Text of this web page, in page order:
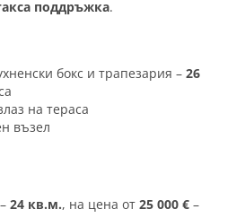
поддръжка.
бокс и трапезария – 26
на тераса
възел
24 кв.м., на цена от 25 000 € –